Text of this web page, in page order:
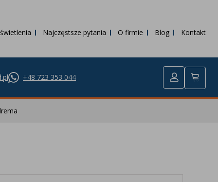
Najczęstsze pytania O firmie Blog Kontakt
+48 723 353 044